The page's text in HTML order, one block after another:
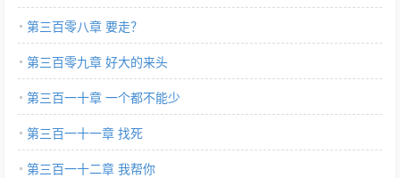
第三百零八章 要走？
第三百零九章 好大的来头
第三百一十章 一个都不能少
第三百一十一章 找死
第三百一十二章 我帮你